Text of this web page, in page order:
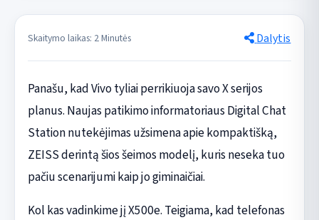
Skaitymo laikas: 2 Minutės Dalytis
Panašu, kad Vivo tyliai perrikiuoja savo X serijos
planus. Naujas patikimo informatoriaus Digital Chat
Station nutekėjimas užsimena apie kompaktišką,
ZEISS derintą šios šeimos modelį, kuris neseka tuo
pačiu scenarijumi kaip jo giminaičiai.
Kol kas vadinkime jį X500e. Teigiama, kad telefonas